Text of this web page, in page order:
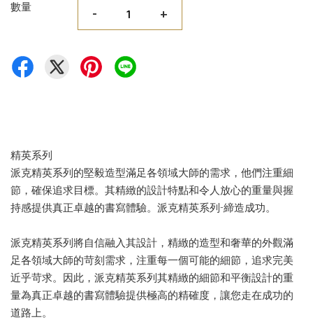
數量 - +
精英系列
派克精英系列的堅毅造型滿足各領域大師的需求，他們注重細
節，確保追求目標。其精緻的設計特點和令人放心的重量與握
持感提供真正卓越的書寫體驗。派克精英系列-締造成功。
派克精英系列將自信融入其設計，精緻的造型和奢華的外觀滿
足各領域大師的苛刻需求，注重每一個可能的細節，追求完美
近乎苛求。因此，派克精英系列其精緻的細節和平衡設計的重
量為真正卓越的書寫體驗提供極高的精確度，讓您走在成功的
道路上。